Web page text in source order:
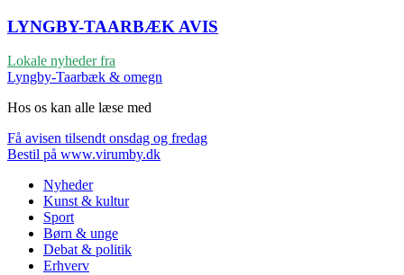
LYNGBY-TAARBÆK AVIS
Lokale nyheder fra
Lyngby-Taarbæk & omegn
Hos os kan alle læse med
Få avisen tilsendt onsdag og fredag
Bestil på www.virumby.dk
Nyheder
Kunst & kultur
Sport
Børn & unge
Debat & politik
Erhverv